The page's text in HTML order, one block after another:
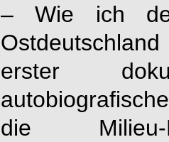
– Wie ich
erster
die Milieu-